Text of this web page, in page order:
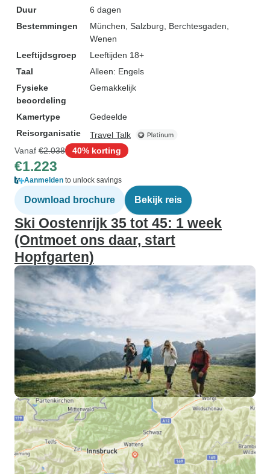
Duur
6 dagen
Bestemmingen
München , Salzburg , Berchtesgaden
Wenen
Leeftijdsgroep
Leeftijden 18+
Taal
Alleen: Engels
Fysieke
beoordeling
Gemakkelijk
Kamertype
Gedeelde
Reisorganisatie
Travel Talk
Vanaf €2.038 40% korting
€1.223
Aanmelden to unlock savings
Download brochure Bekijk reis
Ski Oostenrijk 35 tot 45: 1 week
(Ontmoet ons daar, start
Hopfgarten)